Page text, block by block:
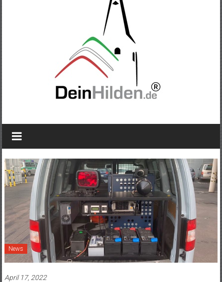
News
April 17, 2022